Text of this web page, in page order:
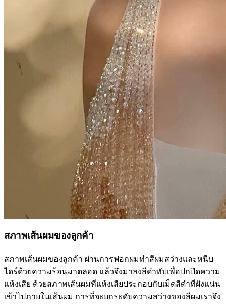
สภาพเส้นผมของลูกค้า
สภาพเส้นผมของลูกค้า ผ่านการฟอกผมทำสีผมสว่างและหนีบ
ไดร์ด้วยความร้อนมาตลอด แล้วจึงมาลงสีดำทับเพื่อปกปิดความ
แห้งเสีย ด้วยสภาพเส้นผมที่แห้งเสียประกอบกับเม็ดสีดำที่ฝังแน่น
เข้าไปภายในเส้นผม การที่จะยกระดับความสว่างของสีผมเราจึง